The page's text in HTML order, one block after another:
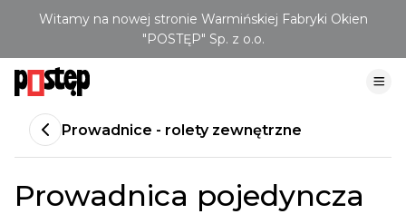
Witamy na nowej stronie Warmińskiej Fabryki Okien
"POSTĘP" Sp. z o.o.
Prowadnice - rolety zewnętrzne
Prowadnica pojedyncza